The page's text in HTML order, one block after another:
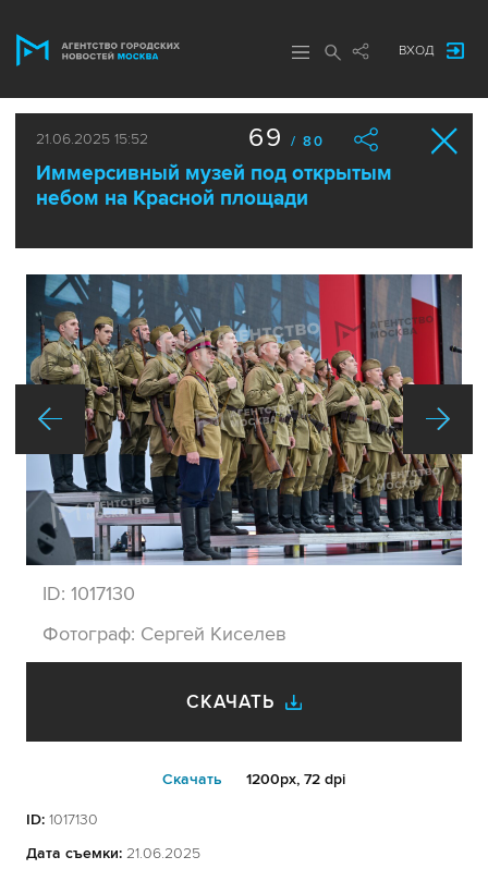
ВХОД
21.06.2025 15:52
Иммерсивный музей под открытым
небом на Красной площади
69 / 80
ID: 1017130
Фотограф: Сергей Киселев
СКАЧАТЬ
Cкачать 1200px, 72 dpi
ID: 1017130
Дата съемки: 21.06.2025